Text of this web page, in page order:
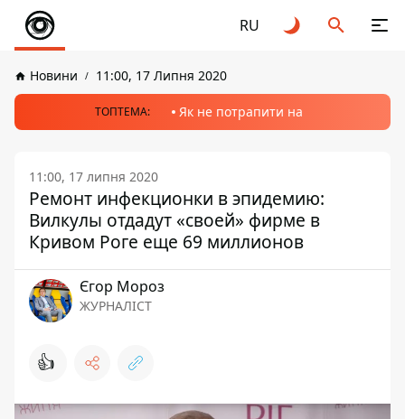
RU
Новини 11:00, 17 Липня 2020
ТОПТЕМА: Як не потрапити на
11:00, 17 липня 2020
Ремонт инфекционки в эпидемию:
Вилкулы отдадут «своей» фирме в
Кривом Роге еще 69 миллионов
Єгор Мороз
ЖУРНАЛІСТ
👍